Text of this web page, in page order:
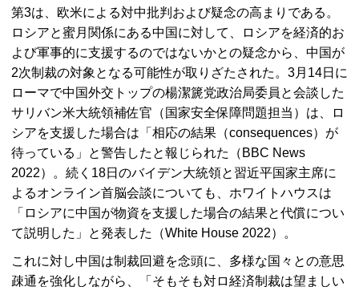
第3は、欧米による対中批判および疑念の高まりである。
ロシアと蜜月関係にある中国に対して、ロシアを経済的お
よび軍事的に支援するのではないかとの疑念から、中国が
2次制裁の対象となる可能性が取りざたされた。3月14日に
ローマで中国外交トップの楊潔篪党政治局委員と会談した
サリバン米大統領補佐官（国家安全保障問題担当）は、ロ
シアを支援した場合は「相応の結果（consequences）が
待っている」と警告したと報じられた（BBC News
2022）。続く18日のバイデン大統領と習近平国家主席に
よるオンライン首脳会談についても、ホワイトハウスは
「ロシアに中国が物資を支援した場合の結果と代償につい
て説明した」と発表した（White House 2022）。
これに対し中国は制裁回避を念頭に、多様な国々との意思
疎通を強化しながら、「そもそも対ロ経済制裁は望ましい